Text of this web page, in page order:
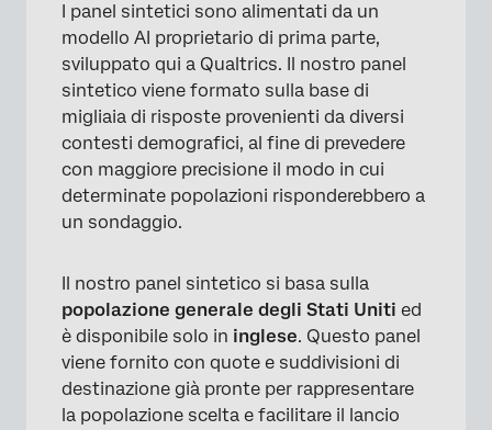
I panel sintetici sono alimentati da un
modello AI proprietario di prima parte,
sviluppato qui a Qualtrics. Il nostro panel
sintetico viene formato sulla base di
migliaia di risposte provenienti da diversi
contesti demografici, al fine di prevedere
con maggiore precisione il modo in cui
determinate popolazioni risponderebbero a
un sondaggio.
Il nostro panel sintetico si basa sulla
popolazione generale degli Stati Uniti ed
è disponibile solo in inglese. Questo panel
viene fornito con quote e suddivisioni di
destinazione già pronte per rappresentare
la popolazione scelta e facilitare il lancio